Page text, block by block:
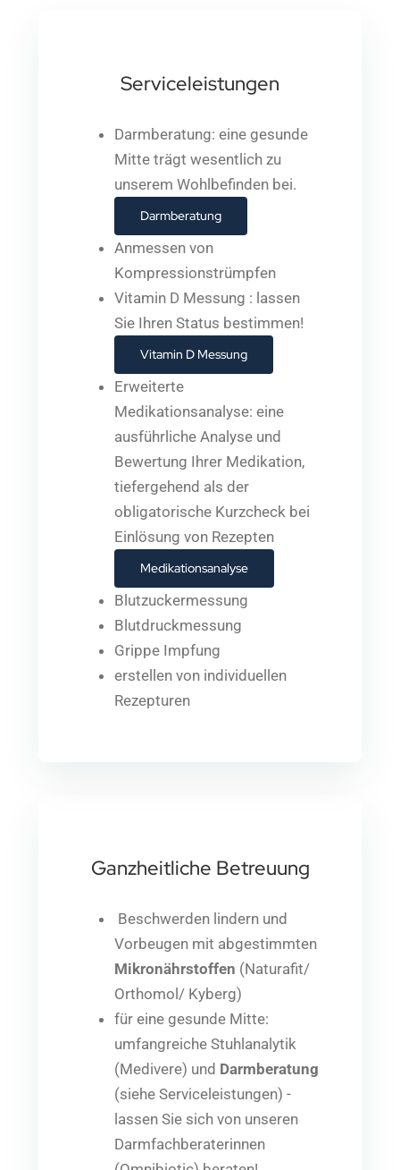
Serviceleistungen
Darmberatung: eine gesunde
Mitte trägt wesentlich zu
unserem Wohlbefinden bei.
Darmberatung
Anmessen von
Kompressionstrümpfen
Vitamin D Messung : lassen
Sie Ihren Status bestimmen!
Vitamin D Messung
Erweiterte
Medikationsanalyse: eine
ausführliche Analyse und
Bewertung Ihrer Medikation,
tiefergehend als der
obligatorische Kurzcheck bei
Einlösung von Rezepten
Medikationsanalyse
Blutzuckermessung
Blutdruckmessung
Grippe Impfung
erstellen von individuellen
Rezepturen
Ganzheitliche Betreuung
Beschwerden lindern und
Vorbeugen mit abgestimmten
Mikronährstoffen (Naturafit/
Orthomol/ Kyberg)
für eine gesunde Mitte:
umfangreiche Stuhlanalytik
(Medivere) und Darmberatung
(siehe Serviceleistungen) -
lassen Sie sich von unseren
Darmfachberaterinnen